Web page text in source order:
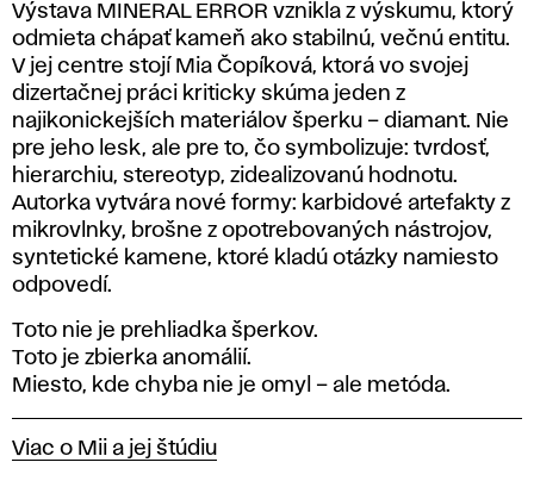
Výstava MINERAL ERROR vznikla z výskumu, ktorý
odmieta chápať kameň ako stabilnú, večnú entitu.
V jej centre stojí Mia Čopíková, ktorá vo svojej
dizertačnej práci kriticky skúma jeden z
najikonickejších materiálov šperku – diamant. Nie
pre jeho lesk, ale pre to, čo symbolizuje: tvrdosť,
hierarchiu, stereotyp, zidealizovanú hodnotu.
Autorka vytvára nové formy: karbidové artefakty z
mikrovlnky, brošne z opotrebovaných nástrojov,
syntetické kamene, ktoré kladú otázky namiesto
odpovedí.
Toto nie je prehliadka šperkov.
Toto je zbierka anomálií.
Miesto, kde chyba nie je omyl – ale metóda.
Viac o Mii a jej štúdiu